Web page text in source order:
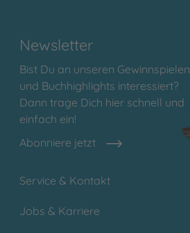
Newsletter
Bist Du an unseren Gewinnspielen
und Buchhighlights interessiert?
Dann trage Dich hier schnell und
einfach ein!
Abonniere jetzt
Service & Kontakt
Jobs & Karriere